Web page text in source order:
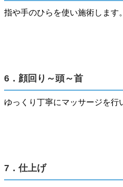
指や手のひらを使い施術します。
6．顔回り～頭～首
ゆっくり丁寧にマッサージを行
7．仕上げ